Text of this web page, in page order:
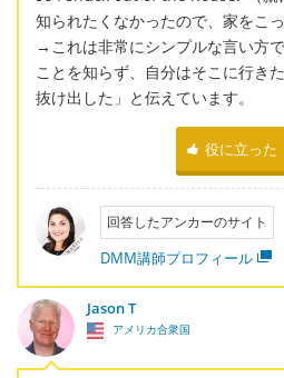
知られたくなかったので、家をこ
→これは非常にシンプルな言い方
ことを知らず、自分はそこに行き
抜け出した」と伝えています。
役に立った
回答したアンカーのサイト
DMM講師プロフィール
Jason T
アメリカ合衆国